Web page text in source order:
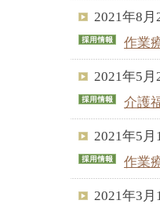
2021年8月
作業
2021年5月
介護
2021年5月
作業
2021年3月